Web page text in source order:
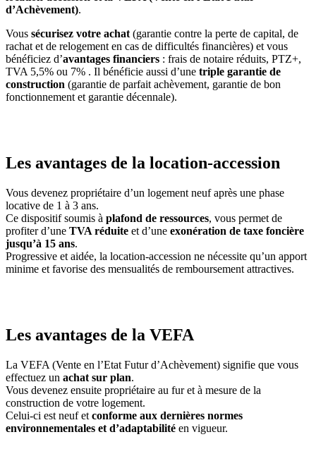
d’Achèvement).
Vous sécurisez votre achat (garantie contre la perte de capital, de
rachat et de relogement en cas de difficultés financières) et vous
bénéficiez d’avantages financiers : frais de notaire réduits, PTZ+,
TVA 5,5% ou 7% . Il bénéficie aussi d’une triple garantie de
construction (garantie de parfait achèvement, garantie de bon
fonctionnement et garantie décennale).
Les avantages de la location-accession
Vous devenez propriétaire d’un logement neuf après une phase
locative de 1 à 3 ans.
Ce dispositif soumis à plafond de ressources, vous permet de
profiter d’une TVA réduite et d’une exonération de taxe foncière
jusqu’à 15 ans.
Progressive et aidée, la location-accession ne nécessite qu’un apport
minime et favorise des mensualités de remboursement attractives.
Les avantages de la VEFA
La VEFA (Vente en l’Etat Futur d’Achèvement) signifie que vous
effectuez un achat sur plan.
Vous devenez ensuite propriétaire au fur et à mesure de la
construction de votre logement.
Celui-ci est neuf et conforme aux dernières normes
environnementales et d’adaptabilité en vigueur.